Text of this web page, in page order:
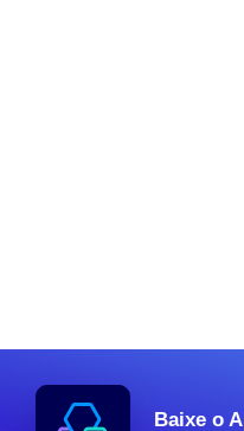
Baixe o